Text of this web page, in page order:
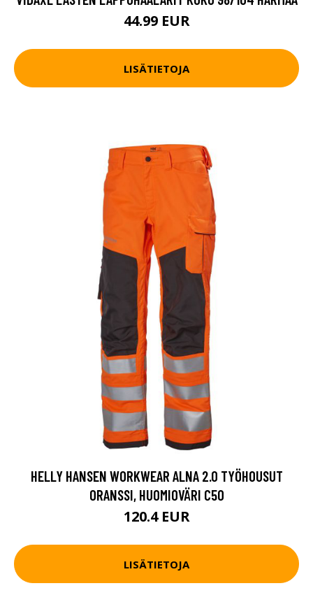
44.99 EUR
LISÄTIETOJA
HELLY HANSEN WORKWEAR ALNA 2.0 TYÖHOUSUT
ORANSSI, HUOMIOVÄRI C50
120.4 EUR
LISÄTIETOJA